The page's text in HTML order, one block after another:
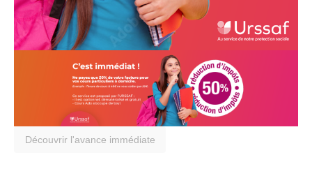
Découvrir l'avance immédiate